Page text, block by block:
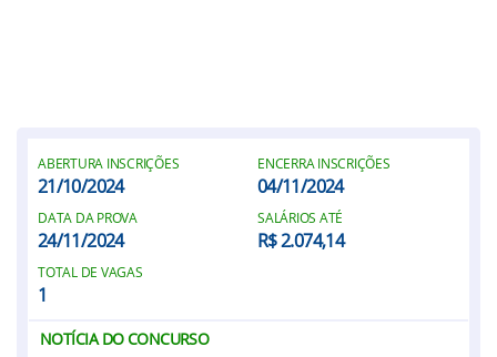
ABERTURA INSCRIÇÕES
21/10/2024
ENCERRA INSCRIÇÕES
04/11/2024
DATA DA PROVA
24/11/2024
SALÁRIOS ATÉ
R$ 2.074,14
TOTAL DE VAGAS
1
NOTÍCIA DO CONCURSO